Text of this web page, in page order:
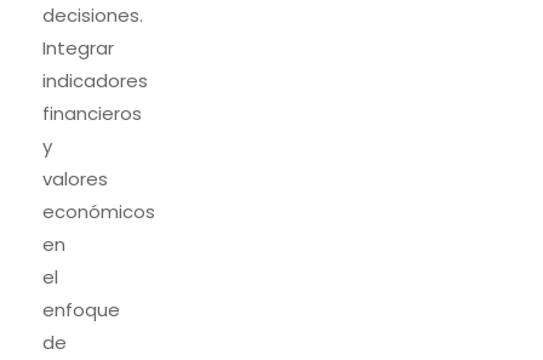
decisiones.
Integrar
indicadores
financieros
y
valores
económicos
en
el
enfoque
de